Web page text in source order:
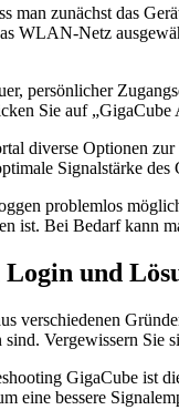
man zunächst das
WLAN-Netz
persönlicher
Sie auf
diverse Optionen
Signalstärke
problemlos
ist. Bei Bedarf kann
und
verschiedenen
Vergewissern
GigaCube ist
eine bessere